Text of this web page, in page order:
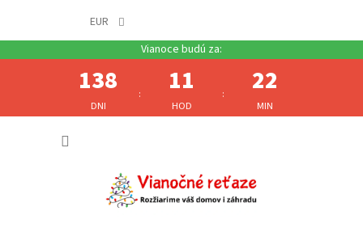
138
DNI
: 11
HOD
: 22
MIN
EUR